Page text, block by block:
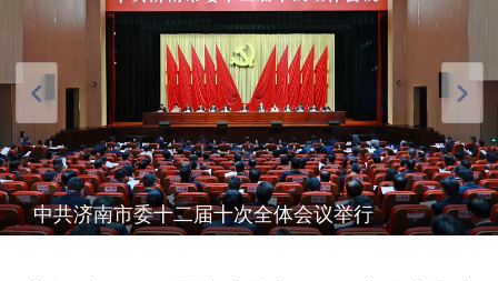
中共济南市委十二届十次全体会议举行